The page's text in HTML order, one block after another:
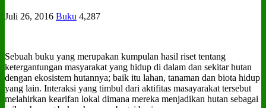
Juli 26, 2016 Buku 4,287
Sebuah buku yang merupakan kumpulan hasil riset tentang
ketergantungan masyarakat yang hidup di dalam dan sekitar hutan
dengan ekosistem hutannya; baik itu lahan, tanaman dan biota hidup
yang lain. Interaksi yang timbul dari aktifitas masayarakat tersebut
melahirkan kearifan lokal dimana mereka menjadikan hutan sebagai